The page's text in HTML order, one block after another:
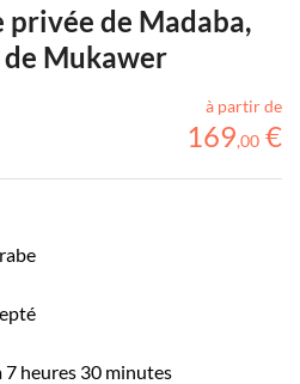
de Madaba,
Mukawer
à partir de
169,00 €
7 heures 30 minutes